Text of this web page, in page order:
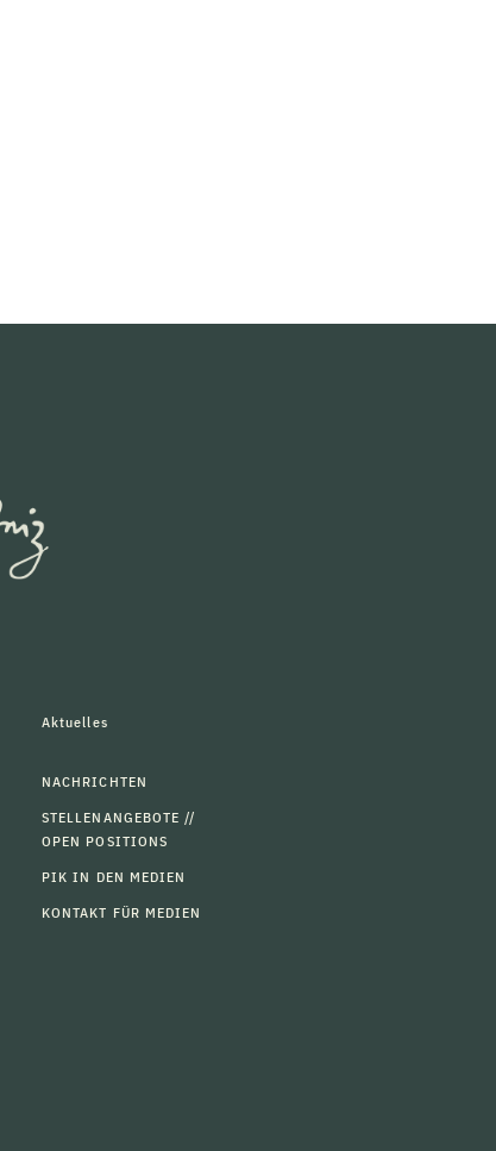
Aktuelles
NACHRICHTEN
STELLENANGEBOTE //
OPEN POSITIONS
PIK IN DEN MEDIEN
KONTAKT FÜR MEDIEN